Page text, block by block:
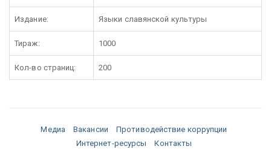
Издание: Языки славянской культуры
Тираж: 1000
Кол-во страниц: 200
Медиа Вакансии
Противодействие коррупции
Интернет-ресурсы
Контакты